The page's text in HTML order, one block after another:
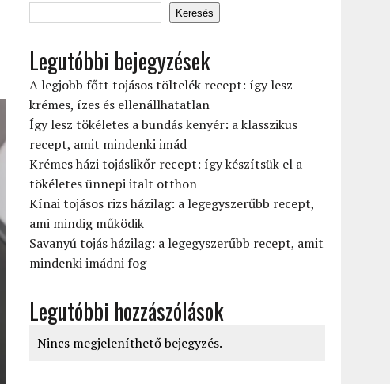
Keresés
Legutóbbi bejegyzések
A legjobb főtt tojásos töltelék recept: így lesz
krémes, ízes és ellenállhatatlan
Így lesz tökéletes a bundás kenyér: a klasszikus
recept, amit mindenki imád
Krémes házi tojáslikőr recept: így készítsük el a
tökéletes ünnepi italt otthon
Kínai tojásos rizs házilag: a legegyszerűbb recept,
ami mindig működik
Savanyú tojás házilag: a legegyszerűbb recept, amit
mindenki imádni fog
Legutóbbi hozzászólások
Nincs megjeleníthető bejegyzés.